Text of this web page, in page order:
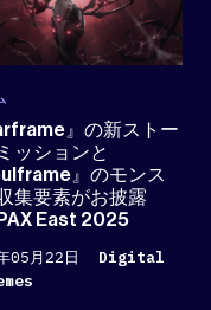
』の新ストー
ッションと
』のモンス
集要素がお披露
East 2025
05月22日
Digital